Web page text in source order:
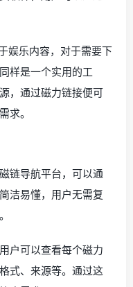
娱乐内容，对于需要下
样是一个实用的工
，通过磁力链接便可
求。
链导航平台，可以通
洁易懂，用户无需复
户可以查看每个磁力
式、来源等。通过这